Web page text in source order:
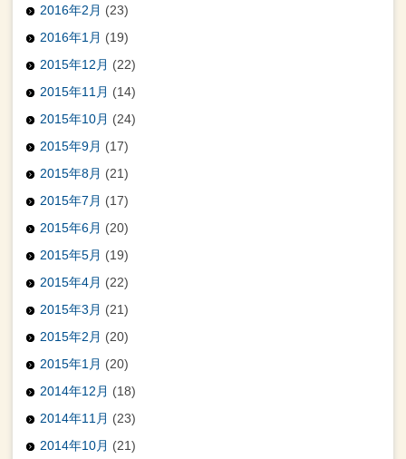
2016年2月 (23)
2016年1月 (19)
2015年12月 (22)
2015年11月 (14)
2015年10月 (24)
2015年9月 (17)
2015年8月 (21)
2015年7月 (17)
2015年6月 (20)
2015年5月 (19)
2015年4月 (22)
2015年3月 (21)
2015年2月 (20)
2015年1月 (20)
2014年12月 (18)
2014年11月 (23)
2014年10月 (21)